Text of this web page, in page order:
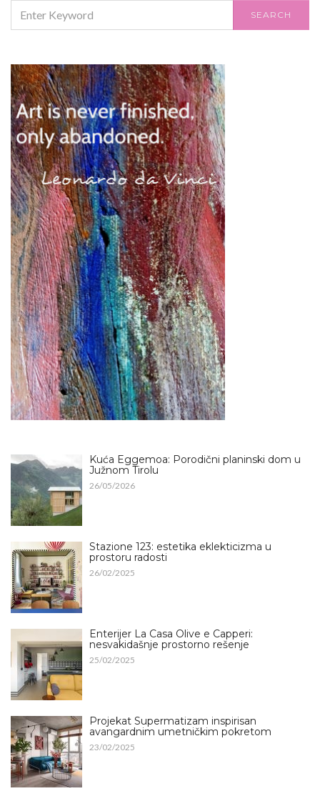
FOR:
SEARCH
Kuća Eggemoa: Porodični planinski dom u
Južnom Tirolu
26/05/2026
Stazione 123: estetika eklekticizma u
prostoru radosti
26/02/2025
Enterijer La Casa Olive e Capperi:
nesvakidašnje prostorno rešenje
25/02/2025
Projekat Supermatizam inspirisan
avangardnim umetničkim pokretom
23/02/2025